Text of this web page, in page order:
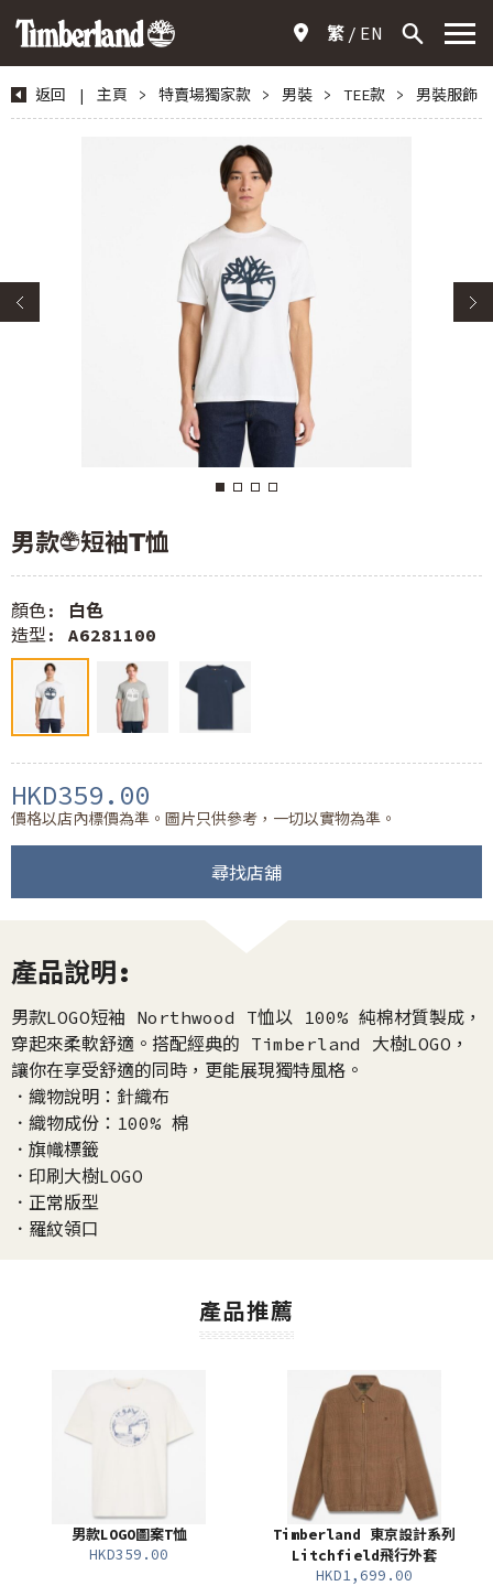
繁 EN
返回 | 主頁 > 特賣場獨家款 > 男裝 > TEE款 > 男裝服飾
男款LOGO短袖T恤
顏色: 白色
造型: A6281100
HKD359.00
價格以店內標價為準。圖片只供參考，一切以實物為準。
尋找店舖
產品說明:
男款LOGO短袖 Northwood T恤以 100% 純棉材質製成，
穿起來柔軟舒適。搭配經典的 Timberland 大樹LOGO，
讓你在享受舒適的同時，更能展現獨特風格。
．織物說明：針織布
．織物成份：100% 棉
．旗幟標籤
．印刷大樹LOGO
．正常版型
．羅紋領口
產品推薦
男款LOGO圖案T恤
HKD359.00
Timberland 東京設計系列
Litchfield飛行外套
HKD1,699.00